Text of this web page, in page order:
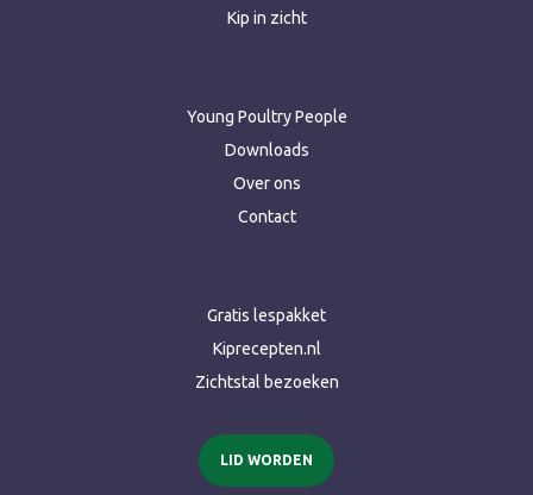
Kip in zicht
Young Poultry People
Downloads
Over ons
Contact
Gratis lespakket
Kiprecepten.nl
Zichtstal bezoeken
LID WORDEN